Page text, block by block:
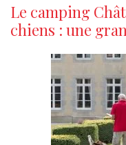
Le camping
chiens : une